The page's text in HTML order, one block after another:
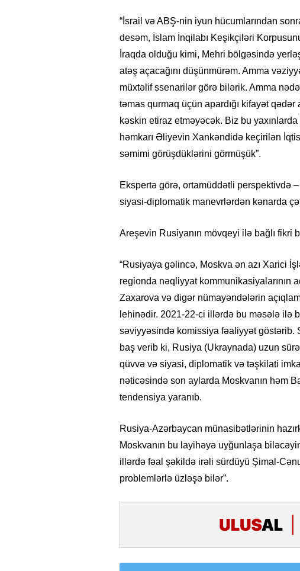
“İsrail və ABŞ-nin iyun hücumlarından
desəm, İslam İnqilabı Keşikçiləri
İraqda olduğu kimi, Mehri bölgəsində
atəş açacağını düşünmürəm. Amma
müxtəlif ssenarilər görə bilərik. Amma
təmas qurmaq üçün apardığı kifayət
kəskin etiraz etməyəcək. Biz bu
həmkarı Əliyevin Xankəndidə keçirilən
səmimi görüşdüklərini görmüşük”.
Ekspertə görə, ortamüddətli perspektivdə
siyasi-diplomatik manevrlərdən kənarda
Areşevin Rusiyanın mövqeyi ilə bağlı fikri
“Rusiyaya gəlincə, Moskva ən azı Xarici
regionda nəqliyyat kommunikasiyalarının
Zaxarova və digər nümayəndələrin
lehinədir. 2021-22-ci illərdə bu məsələ ilə
səviyyəsində komissiya fəaliyyət göstərib.
baş verib ki, Rusiya (Ukraynada) uzun
qüvvə və siyasi, diplomatik və təşkilati
nəticəsində son aylarda Moskvanın həm
tendensiya yaranıb.
Rusiya-Azərbaycan münasibətlərinin
Moskvanın bu layihəyə uyğunlaşa
illərdə fəal şəkildə irəli sürdüyü Şimal-
problemlərlə üzləşə bilər”.
“ABŞ və Qərb Çinin daha da
istəmir”- VİDEO